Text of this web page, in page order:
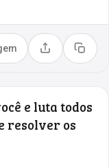
Compartilhar
Copiar
e luta todos
resolver os